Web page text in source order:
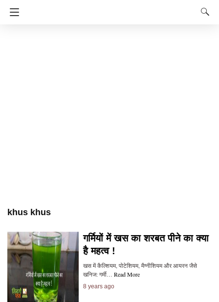
khus khus
गर्मियों में खस का शरबत पीने का क्या
है महत्व !
खस में कैल्शियम, पोटेशियम, मैग्नीशियम और आयरन जैसे
खनिज: गर्मी… Read More
8 years ago